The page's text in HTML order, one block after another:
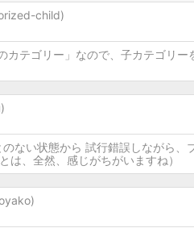
child)
カテゴリー」なので、子カテゴリー
ない状態から 試行錯誤しながら、
、全然、感じがちがいますね）